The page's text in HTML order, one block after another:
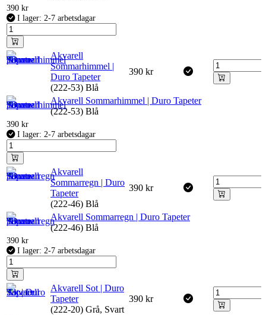
390 kr
I lager: 2-7 arbetsdagar
Akvarell
Sommarhimmel |
Duro Tapeter
(222-53) Blå
390 kr
Akvarell Sommarhimmel | Duro Tapeter
(222-53) Blå
390 kr
I lager: 2-7 arbetsdagar
Akvarell
Sommarregn | Duro
Tapeter
(222-46) Blå
390 kr
Akvarell Sommarregn | Duro Tapeter
(222-46) Blå
390 kr
I lager: 2-7 arbetsdagar
Akvarell Sot | Duro
Tapeter
(222-20) Grå, Svart
390 kr